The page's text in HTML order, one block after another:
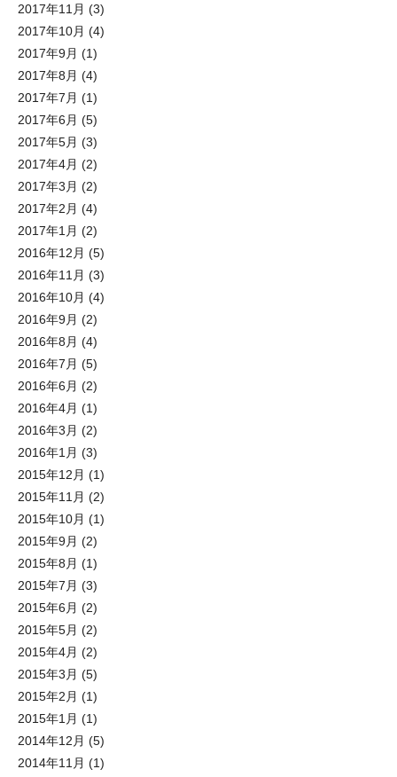
2017年11月 (3)
2017年10月 (4)
2017年9月 (1)
2017年8月 (4)
2017年7月 (1)
2017年6月 (5)
2017年5月 (3)
2017年4月 (2)
2017年3月 (2)
2017年2月 (4)
2017年1月 (2)
2016年12月 (5)
2016年11月 (3)
2016年10月 (4)
2016年9月 (2)
2016年8月 (4)
2016年7月 (5)
2016年6月 (2)
2016年4月 (1)
2016年3月 (2)
2016年1月 (3)
2015年12月 (1)
2015年11月 (2)
2015年10月 (1)
2015年9月 (2)
2015年8月 (1)
2015年7月 (3)
2015年6月 (2)
2015年5月 (2)
2015年4月 (2)
2015年3月 (5)
2015年2月 (1)
2015年1月 (1)
2014年12月 (5)
2014年11月 (1)